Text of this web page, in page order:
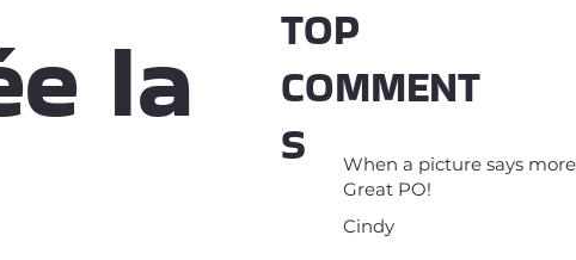
la
TOP
COMMENT
S
When a picture says
Great PO!
Cindy